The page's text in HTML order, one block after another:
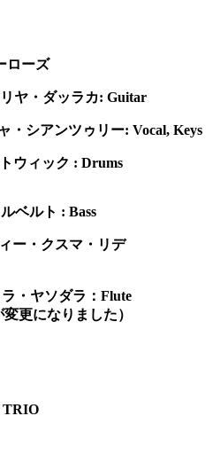
ローズ
ヤ・ダッラカ: Guitar
・シアンツゥリー: Vocal, Keys
ウィック : Drums
ベルト : Bass
ー・クスマ・リデ
・ヤソダラ：Flute
更になりました）
TRIO